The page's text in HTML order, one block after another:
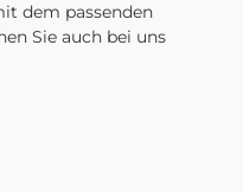
dem passenden
Sie auch bei uns